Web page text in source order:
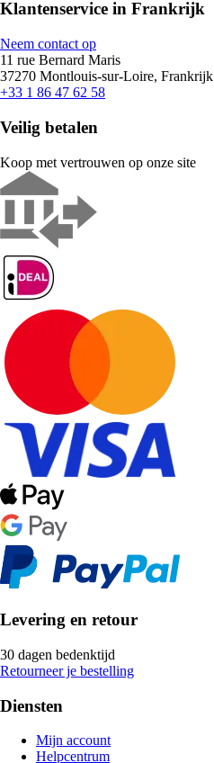
Klantenservice in Frankrijk
Neem contact op
11 rue Bernard Maris
37270 Montlouis-sur-Loire, Frankrijk
+33 1 86 47 62 58
Veilig betalen
Koop met vertrouwen op onze site
Levering en retour
30 dagen bedenktijd
Retourneer je bestelling
Diensten
Mijn account
Helpcentrum